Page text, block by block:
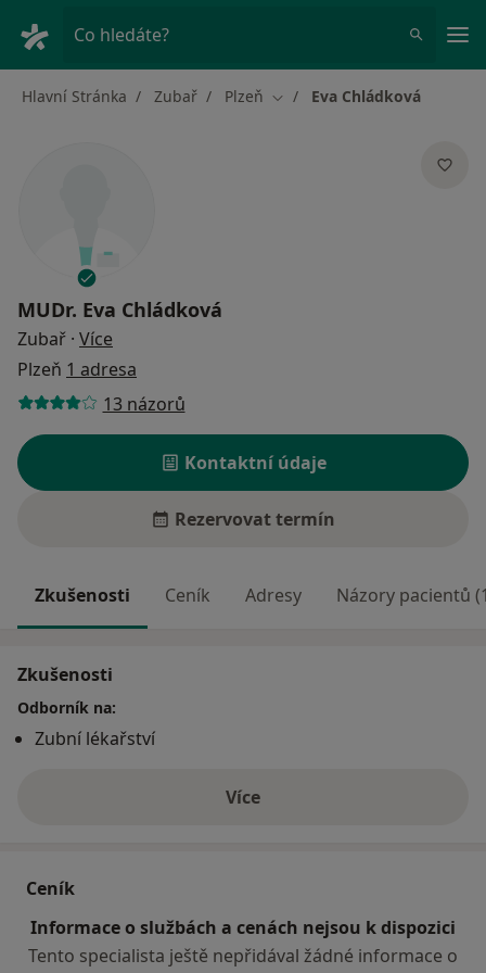
Co hledáte?
Hlavní Stránka Zubař Plzeň Změna města
Eva Chládková
MUDr. Eva Chládková
Zubař · Více
Plzeň 1 adresa
13 názorů
Kontaktní údaje
Rezervovat termín
Zkušenosti Ceník Adresy Názory pacientů
Zkušenosti
Odborník na:
Zubní lékařství
Víceo zkušenostech
Ceník
Informace o službách a cenách nejsou k dispozici
Tento specialista ještě nepřidával žádné informace o